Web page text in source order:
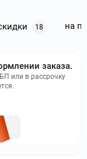
18 на
заказа.
или в рассрочку